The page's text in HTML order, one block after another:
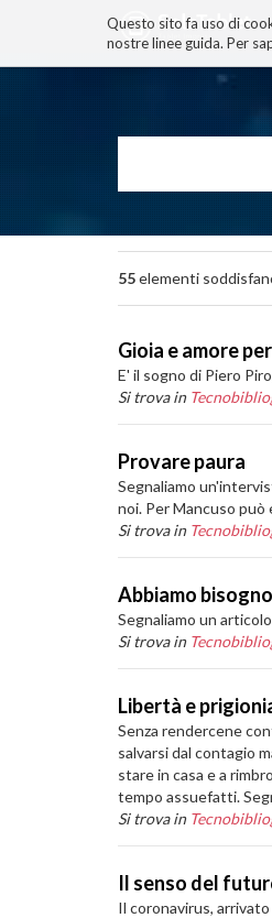
Questo sito fa uso di
nostre linee guida. Per
navigazione
55elementi
Gioia e amore
E' il sogno di Piero
Si trova in
Provare paura
Segnaliamo
noi. Per Mancuso può
Si trova in
Abbiamo
Segnaliamo un
Si trova in
Libertà e
Senza rendercene
salvarsi dal contagio
stare in casa e a
tempo assuefatti.
Si trova in
Il senso del
Il coronavirus,